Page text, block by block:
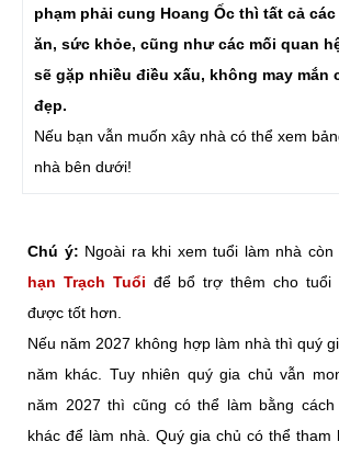
phạm phải cung Hoang Ốc thì tất cả
ăn, sức khỏe, cũng như các mối quan
sẽ gặp nhiều điều xấu, không may mắn
đẹp.
Nếu bạn vẫn muốn xây nhà có thể xem
nhà bên dưới!
Chú ý: Ngoài ra khi xem tuổi làm nhà còn
hạn Trạch Tuổi để bổ trợ thêm cho tuổi
được tốt hơn.
Nếu năm 2027 không hợp làm nhà thì quý
năm khác. Tuy nhiên quý gia chủ vẫn
năm 2027 thì cũng có thể làm bằng
khác để làm nhà. Quý gia chủ có thể tham